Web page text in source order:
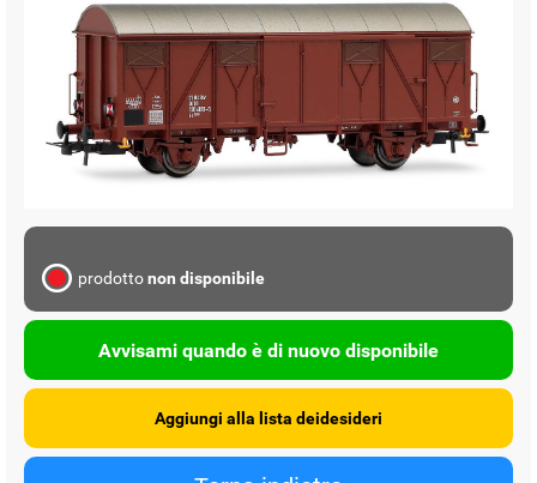
prodottonon disponibile
Avvisami quando è di nuovo disponibile